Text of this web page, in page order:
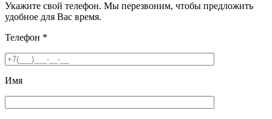
Укажите свой телефон. Мы перезвоним, чтобы предложить
удобное для Вас время.
Телефон *
Имя